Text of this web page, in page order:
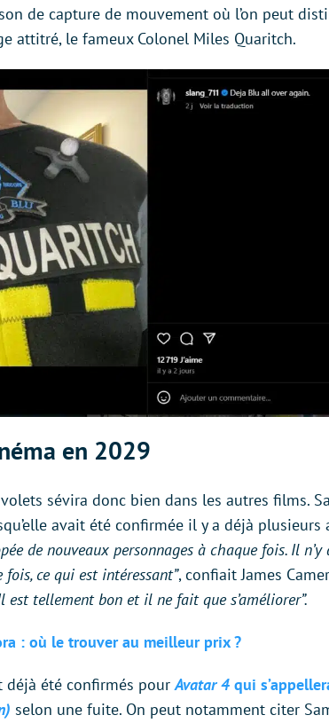
de capture de mouvement où l’on peut
attitré, le fameux Colonel Miles Quaritch.
en 2029
sévira donc bien dans les autres films.
avait été confirmée il y a déjà plusieurs
de nouveaux personnages à chaque fois. Il
ce qui est intéressant”, confiait James
est tellement bon et il ne fait que s’améliorer”.
: où le trouver au meilleur prix?
déjà été confirmés pourAvatar 4 qui
selon une fuite. On peut notamment citer